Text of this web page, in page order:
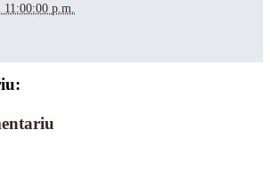
11:00:00 p.m.